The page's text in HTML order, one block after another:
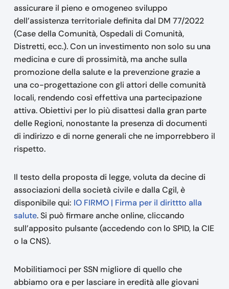
assicurare il pieno e omogeneo sviluppo
dell’assistenza territoriale definita dal DM 77/2022
(Case della Comunità, Ospedali di Comunità,
Distretti, ecc.). Con un investimento non solo su una
medicina e cure di prossimità, ma anche sulla
promozione della salute e la prevenzione grazie a
una co-progettazione con gli attori delle comunità
locali, rendendo così effettiva una partecipazione
attiva. Obiettivi per lo più disattesi dalla gran parte
delle Regioni, nonostante la presenza di documenti
di indirizzo e di norne generali che ne imporrebbero il
rispetto.
Il testo della proposta di legge, voluta da decine di
associazioni della società civile e dalla Cgil, è
disponibile qui: IO FIRMO | Firma per il dirittto alla
salute. Si può firmare anche online, cliccando
sull’apposito pulsante (accedendo con lo SPID, la CIE
o la CNS).
Mobilitiamoci per SSN migliore di quello che
abbiamo ora e per lasciare in eredità alle giovani